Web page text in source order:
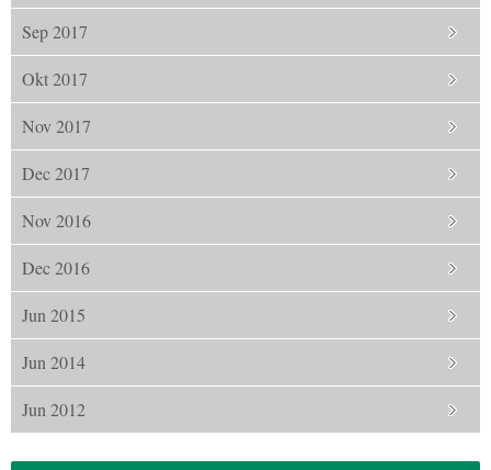
Sep 2017
Okt 2017
Nov 2017
Dec 2017
Nov 2016
Dec 2016
Jun 2015
Jun 2014
Jun 2012